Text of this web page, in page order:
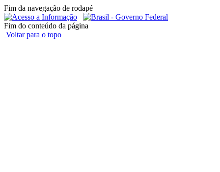
Fim da navegação de rodapé
Fim do conteúdo da página
Voltar para o topo